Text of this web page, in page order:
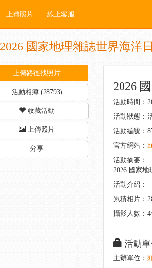
上傳照片 線上客服
2026 國家地理雜誌世界海洋
上傳路徑找照片
活動相簿 (28793)
收藏活動
上傳照片
分享
2026
活動時間：
活動狀態：
活動編號：
官方網站：
活動摘要：
2026 國家地
活動介紹：
累積相片：
攝影人數：
活動單
主辦單位：